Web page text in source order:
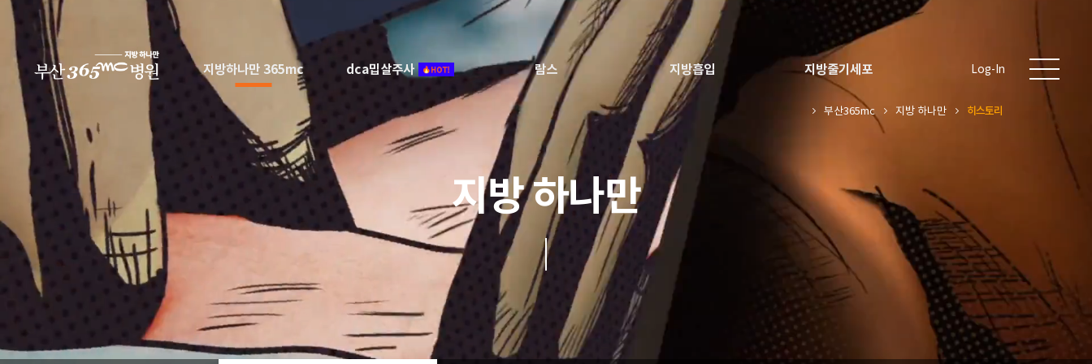
본문 바로가기
지방하나만 365mc dca밉살주사 람스 지방흡입 지방줄기세포 Log-In
부산365mc 지방 하나만 히스토리
지방 하나만